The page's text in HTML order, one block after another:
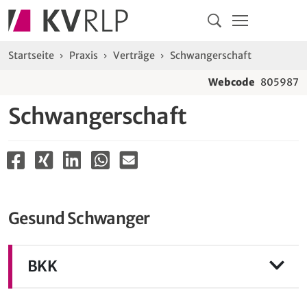
Navigation
Sie sind hier:
Startseite Praxis Verträge Schwangerschaft
Webcode 805987
Schwangerschaft
Gesund Schwanger
BKK